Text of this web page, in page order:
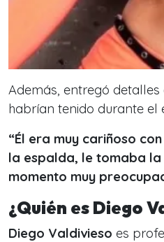
Además, entregó
habrían tenido durante el
“Él era muy cariñoso
la espalda, le tomaba
momento muy
¿Quién es Diego
Diego Valdivieso es